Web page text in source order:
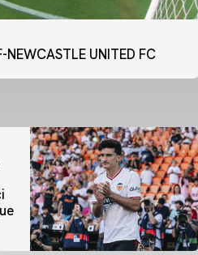
NEWCASTLE UNITED FC